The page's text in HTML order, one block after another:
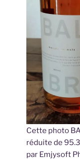
Cette photo
réduite de
par Emjysoft